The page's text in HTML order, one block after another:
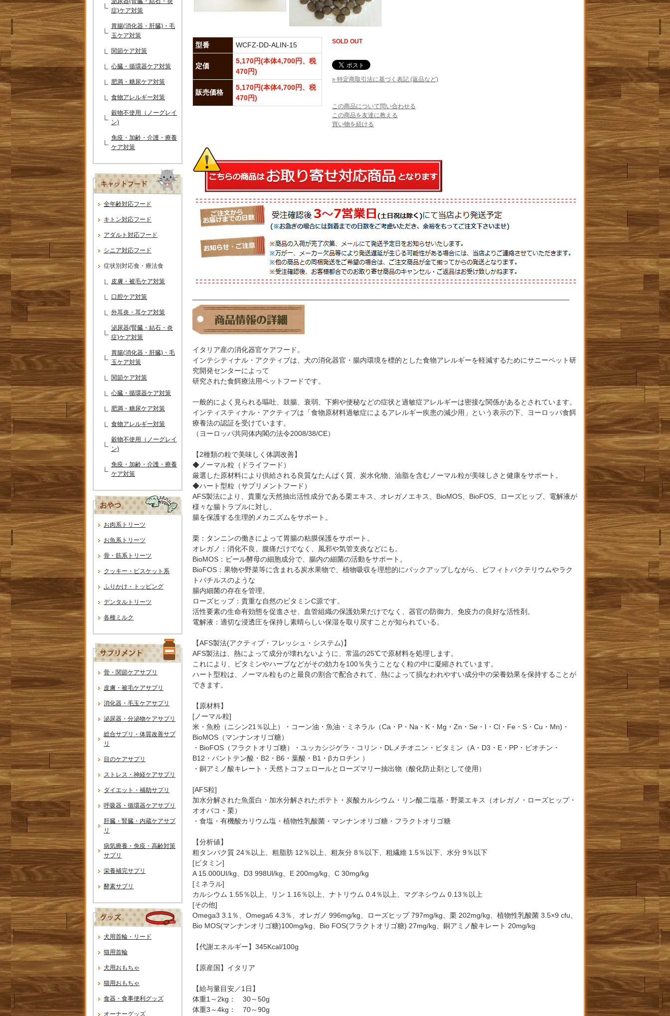
症)ケア対策
胃腸(消化器・肝臓)・毛
玉ケア対策
関節ケア対策
心臓・循環器ケア対策
肥満・糖尿ケア対策
食物アレルギー対策
穀物不使用（ノーグレイ
ン)
免疫・加齢・介護・療養
ケア対策
全年齢対応フード
キトン対応フード
アダルト対応フード
シニア対応フード
症状別対応食・療法食
皮膚・被毛ケア対策
口腔ケア対策
外耳炎・耳ケア対策
泌尿器(腎臓・結石・炎
症)ケア対策
胃腸(消化器・肝臓)・毛
玉ケア対策
関節ケア対策
心臓・循環器ケア対策
肥満・糖尿ケア対策
食物アレルギー対策
穀物不使用（ノーグレイ
ン)
免疫・加齢・介護・療養
ケア対策
お肉系トリーツ
お魚系トリーツ
骨・筋系トリーツ
クッキー・ビスケット系
ふりかけ・トッピング
デンタルトリーツ
各種ミルク
骨・関節ケアサプリ
皮膚・被毛ケアサプリ
消化器・毛玉ケアサプリ
泌尿器・分泌物ケアサプリ
総合サプリ・体質改善サプ
リ
目のケアサプリ
ストレス・神経ケアサプリ
ダイエット・補助サプリ
呼吸器・循環器ケアサプリ
肝臓・腎臓・内蔵ケアサプ
リ
病気療養・免疫・高齢対策
サプリ
栄養補完サプリ
酵素サプリ
犬用首輪・リード
猫用首輪
犬用おもちゃ
猫用おもちゃ
食器・食事便利グッズ
オーナーグッズ
型番 WCFZ-DD-ALIN-15
定価
5,170円(本体4,700円、税
470円)
販売価格
5,170円(本体4,700円、税
470円)
SOLD OUT
» 特定商取引法に基づく表記 (返品など)
この商品について問い合わせる
この商品を友達に教える
買い物を続ける
――――――――――――――――――――――――――――――――――――――――――――――――――――――
イタリア産の消化器官ケアフード。
インテシティナル・アクティブは、犬の消化器官・腸内環境を標的とした食物アレルギーを軽減するためにサニーペット研
究開発センターによって
研究された食餌療法用ペットフードです。
一般的によく見られる嘔吐、鼓腸、衰弱、下痢や便秘などの症状と過敏症アレルギーは密接な関係があるとされています。
インティスティナル・アクティブは「食物原材料過敏症によるアレルギー疾患の減少用」という表示の下、ヨーロッパ食餌
療養法の認証を受けています。
（ヨーロッパ共同体内閣の法令2008/38/CE）
【2種類の粒で美味しく体調改善】
◆ノーマル粒（ドライフード）
厳選した原材料により供給される良質なたんぱく質、炭水化物、油脂を含むノーマル粒が美味しさと健康をサポート。
◆ハート型粒（サプリメントフード）
AFS製法により、貴重な天然抽出活性成分である栗エキス、オレガノエキス、BioMOS、BioFOS、ローズヒップ、電解液が
様々な腸トラブルに対し、
腸を保護する生理的メカニズムをサポート。
栗：タンニンの働きによって胃腸の粘膜保護をサポート。
オレガノ：消化不良、腹痛だけでなく、風邪や気管支炎などにも。
BioMOS：ビール酵母の細胞成分で、腸内の細菌の活動をサポート。
BioFOS：果物や野菜等に含まれる炭水果物で、植物吸収を理想的にバックアップしながら、ビフィトバクテリウムやラク
トバチルスのような
腸内細菌の存在を管理。
ローズヒップ：貴重な自然のビタミンC源です。
活性要素の生命有効態を促進させ、血管組織の保護効果だけでなく、器官の防御力、免疫力の良好な活性剤。
電解液：適切な浸透圧を保持し素晴らしい保湿を取り戻すことが知られている。
【AFS製法(アクティブ・フレッシュ・システム)】
AFS製法は、熱によって成分が壊れないように、常温の25℃で原材料を処理します。
これにより、ビタミンやハーブなどがその効力を100％失うことなく粒の中に凝縮されています。
ハート型粒は、ノーマル粒ものと最良の割合で配合されて、熱によって損なわれやすい成分中の栄養効果を保持することが
できます。
【原材料】
[ノーマル粒]
米・魚粉（ニシン21％以上）・コーン油・魚油・ミネラル（Ca・P・Na・K・Mg・Zn・Se・I・Cl・Fe・S・Cu・Mn)・
BioMOS（マンナンオリゴ糖）
・BioFOS（フラクトオリゴ糖）・ユッカシジゲラ・コリン・DLメチオニン・ビタミン（A・D3・E・PP・ビオチン・
B12・パントテン酸・B2・B6・葉酸・B1・βカロチン ）
・銅アミノ酸キレート・天然トコフェロールとローズマリー抽出物（酸化防止剤として使用）
[AFS粒]
加水分解された魚蛋白・加水分解されたポテト・炭酸カルシウム・リン酸二塩基・野菜エキス（オレガノ・ローズヒップ・
オオバコ・栗）
・食塩・有機酸カリウム塩・植物性乳酸菌・マンナンオリゴ糖・フラクトオリゴ糖
【分析値】
粗タンパク質 24％以上、粗脂肪 12％以上、粗灰分 8％以下、粗繊維 1.5％以下、水分 9％以下
[ビタミン]
A 15.000UI/kg、D3 998Ul/kg、E 200mg/kg、C 30mg/kg
[ミネラル]
カルシウム 1.55％以上、リン 1.16％以上、ナトリウム 0.4％以上、マグネシウム 0.13％以上
[その他]
Omega3 3.1％、Omega6 4.3％、オレガノ 996mg/kg、ローズヒップ 797mg/kg、栗 202mg/kg、植物性乳酸菌 3.5×9 cfu、
Bio MOS(マンナンオリゴ糖)100mg/kg、Bio FOS(フラクトオリゴ糖) 27mg/kg、銅アミノ酸キレート 20mg/kg
【代謝エネルギー】345Kcal/100g
【原産国】イタリア
【給与量目安／1日】
体重1～2kg： 30～50g
体重3～4kg： 70～90g